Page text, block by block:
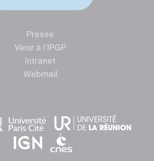
Presse
Venir à l’IPGP
Intranet
Webmail